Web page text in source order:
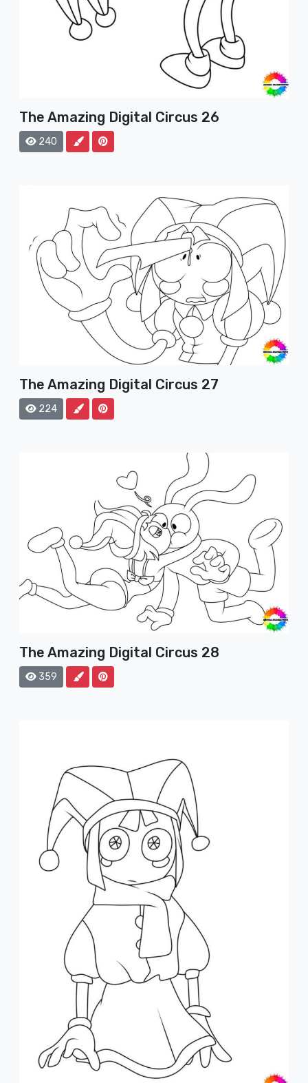
The Amazing Digital Circus 26
240
The Amazing Digital Circus 27
224
The Amazing Digital Circus 28
359